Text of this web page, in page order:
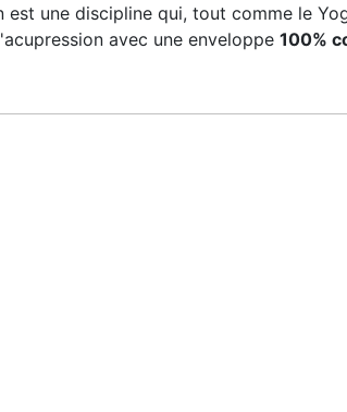
une discipline qui, tout comme le
avec une enveloppe 100%